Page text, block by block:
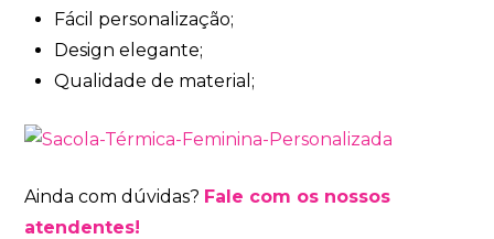
Fácil personalização;
Design elegante;
Qualidade de material;
Ainda com dúvidas? Fale com os nossos
atendentes!